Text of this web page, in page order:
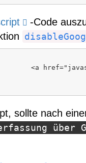
-Code
sollte nach